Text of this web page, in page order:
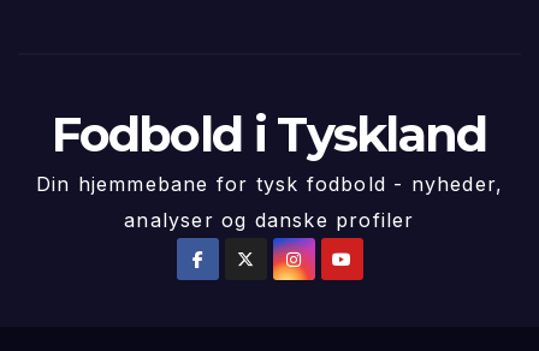
Fodbold i Tyskland
Din hjemmebane for tysk fodbold - nyheder,
analyser og danske profiler